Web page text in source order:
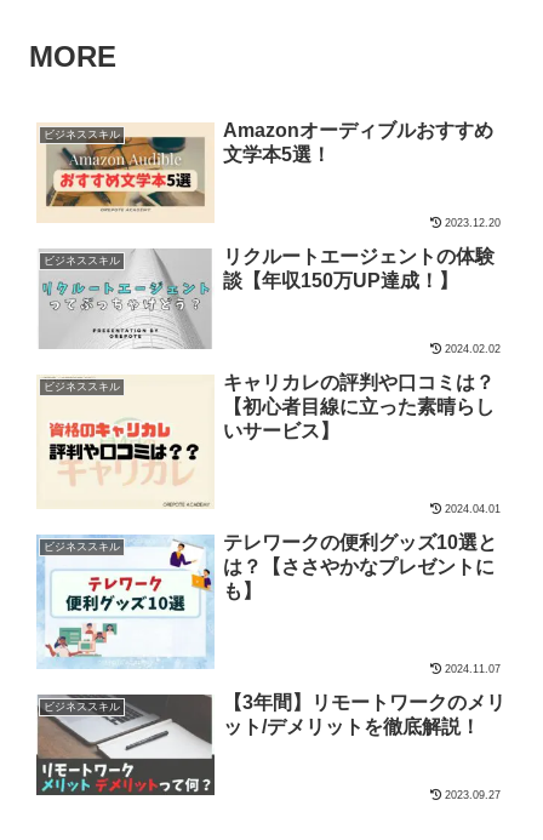
MORE
ビジネススキル
Amazonオーディブルおすすめ
文学本5選！
2023.12.20
ビジネススキル
リクルートエージェントの体験
談【年収150万UP達成！】
2024.02.02
ビジネススキル
キャリカレの評判や口コミは？
【初心者目線に立った素晴らし
いサービス】
2024.04.01
ビジネススキル
テレワークの便利グッズ10選と
は？【ささやかなプレゼントに
も】
2024.11.07
ビジネススキル
【3年間】リモートワークのメリ
ット/デメリットを徹底解説！
2023.09.27